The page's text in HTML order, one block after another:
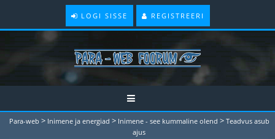
LOGI SISSE REGISTREERI
Para-web > Inimene ja energiad > Inimene - see kummaline olend > Teadvus asub
ajus